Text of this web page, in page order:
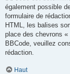
également possible
formulaire de
HTML, les balises
place des chevrons
BBCode, veuillez
rédaction.
Haut